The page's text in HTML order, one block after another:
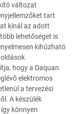
változat
tart
kínál az adott
lehetőséget is
kihúzható
hogy a Daquan
elektromos
a tervezési
A készülék
könnyen